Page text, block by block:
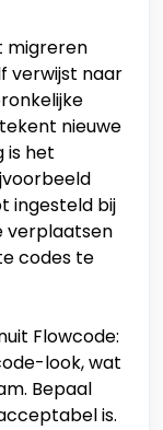
migreren
verwijst naar
nieuwe
is het
ingesteld bij
verplaatsen
codes te
Flowcode:
look, wat
Bepaal
is.